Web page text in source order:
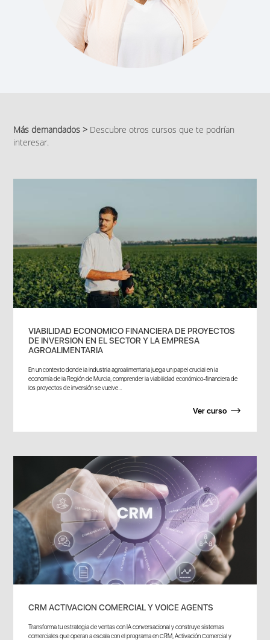
Más demandados > Descubre otros cursos que te podrían
interesar.
VIABILIDAD ECONOMICO FINANCIERA DE PROYECTOS
DE INVERSION EN EL SECTOR Y LA EMPRESA
AGROALIMENTARIA
En un contexto donde la industria agroalimentaria juega un papel crucial en la
economía de la Región de Murcia, comprender la viabilidad económico-financiera de
los proyectos de inversión se vuelve...
Ver curso
CRM ACTIVACION COMERCIAL Y VOICE AGENTS
Transforma tu estrategia de ventas con IA conversacional y construye sistemas
comerciales que operan a escala con el programa en CRM, Activación Comercial y